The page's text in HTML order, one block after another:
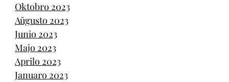
Oktobro 2023
Aŭgusto 2023
Junio 2023
Majo 2023
Aprilo 2023
Januaro 2023